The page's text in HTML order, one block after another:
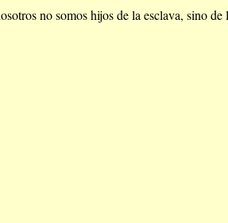
no somos hijos de la esclava, sino